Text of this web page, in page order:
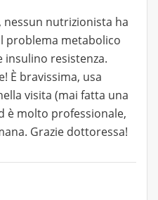
nutrizionista ha
problema metabolico
insulino resistenza.
È bravissima, usa
visita (mai fatta una
è molto professionale,
Grazie dottoressa!